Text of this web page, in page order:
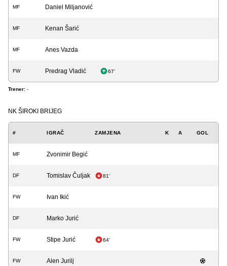
MF Daniel Miljanović
MF Kenan Šarić
MF Anes Vazda
FW Predrag Vladić 67'
Trener: -
NK ŠIROKI BRIJEG
# IGRAČ ZAMJENA K A GOL
MF Zvonimir Begić
DF Tomislav Čuljak 81'
FW Ivan Ikić
DF Marko Jurić
FW Stipe Jurić 64'
FW Alen Jurilj